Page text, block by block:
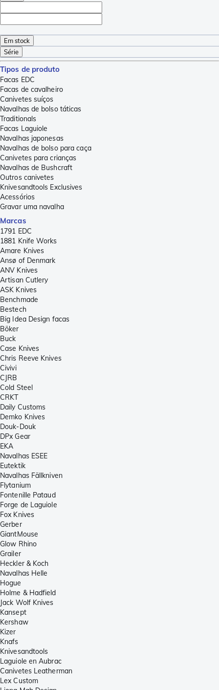
Em stock
Série
Tipos de produto
Facas EDC
Facas de cavalheiro
Canivetes suíços
Navalhas de bolso táticas
Traditionals
Facas Laguiole
Navalhas japonesas
Navalhas de bolso para caça
Canivetes para crianças
Navalhas de Bushcraft
Outros canivetes
Knivesandtools Exclusives
Acessórios
Gravar uma navalha
Marcas
1791 EDC
1881 Knife Works
Amare Knives
Ansø of Denmark
ANV Knives
Artisan Cutlery
ASK Knives
Benchmade
Bestech
Big Idea Design facas
Böker
Buck
Case Knives
Chris Reeve Knives
Civivi
CJRB
Cold Steel
CRKT
Daily Customs
Demko Knives
Douk-Douk
DPx Gear
EKA
Navalhas ESEE
Eutektik
Navalhas Fällkniven
Flytanium
Fontenille Pataud
Forge de Laguiole
Fox Knives
Gerber
GiantMouse
Glow Rhino
Grailer
Heckler & Koch
Navalhas Helle
Hogue
Holme & Hadfield
Jack Wolf Knives
Kansept
Kershaw
Kizer
Knafs
Knivesandtools
Laguiole en Aubrac
Canivetes Leatherman
Lex Custom